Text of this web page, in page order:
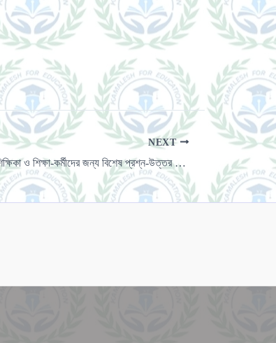
NEXT
মাধ্যমিক বিদ্যালয়ের শিক্ষক, শিক্ষিকা ও শিক্ষা-কর্মীদের জন্য বিশেষ প্রশ্ন-উত্তর পর্ব – ৩ (CCL)